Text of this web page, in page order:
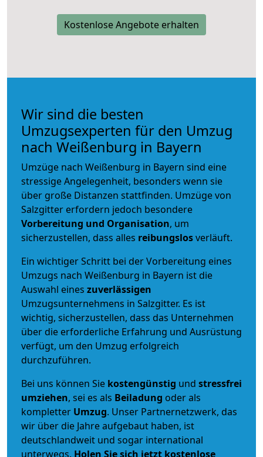
Kostenlose Angebote erhalten
Wir sind die besten
Umzugsexperten für den Umzug
nach Weißenburg in Bayern
Umzüge nach Weißenburg in Bayern sind eine
stressige Angelegenheit, besonders wenn sie
über große Distanzen stattfinden. Umzüge von
Salzgitter erfordern jedoch besondere
Vorbereitung und Organisation, um
sicherzustellen, dass alles reibungslosverläuft.
Ein wichtiger Schritt bei der Vorbereitung eines
Umzugs nach Weißenburg in Bayern ist die
Auswahl eines zuverlässigen
Umzugsunternehmens in Salzgitter. Es ist
wichtig, sicherzustellen, dass das Unternehmen
über die erforderliche Erfahrung und Ausrüstung
verfügt, um den Umzug erfolgreich
durchzuführen.
Bei uns können Sie kostengünstig und stressfrei
umziehen, sei es als Beiladung oder als
kompletter Umzug. Unser Partnernetzwerk, das
wir über die Jahre aufgebaut haben, ist
deutschlandweit und sogar international
unterwegs. Holen Sie sich jetzt kostenlose